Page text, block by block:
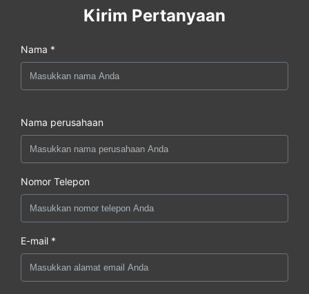
Kirim Pertanyaan
Nama *
Nama perusahaan
Nomor Telepon
E-mail *